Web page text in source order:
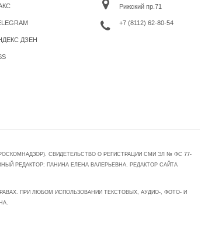
ДЗЕН
Рижский пр.71
+7 (8112) 62-80-54
СВИДЕТЕЛЬСТВО О РЕГИСТРАЦИИ СМИ ЭЛ № ФС 77-
РЕДАКТОР: ПАНИНА ЕЛЕНА ВАЛЕРЬЕВНА. РЕДАКТОР САЙТА
ПРИ ЛЮБОМ ИСПОЛЬЗОВАНИИ ТЕКСТОВЫХ, АУДИО-, ФОТО- И